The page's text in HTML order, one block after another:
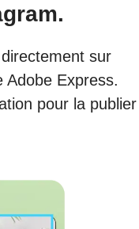
sur
Adobe Express.
pour la publier